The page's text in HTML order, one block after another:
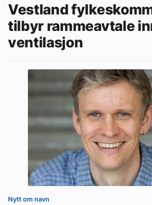
Vestland
tilbyr rammeavtale
ventilasjon
Nytt om navn